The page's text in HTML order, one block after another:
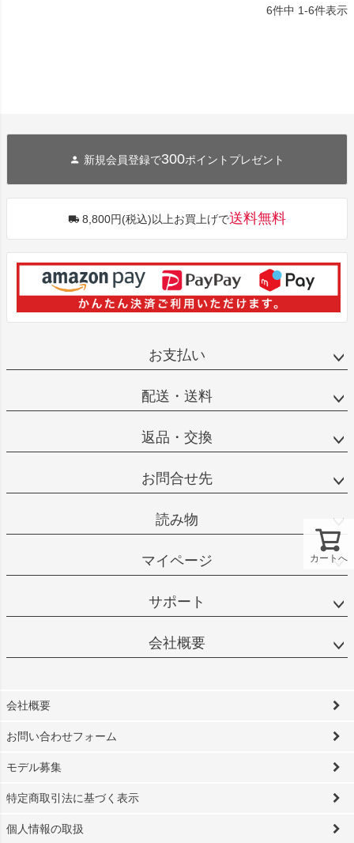
6件中 1-6件表示
カートへ
新規会員登録で300ポイントプレゼント
8,800円(税込)以上お買上げで送料無料
お支払い
配送・送料
返品・交換
お問合せ先
読み物
マイページ
サポート
会社概要
会社概要
お問い合わせフォーム
モデル募集
特定商取引法に基づく表示
個人情報の取扱